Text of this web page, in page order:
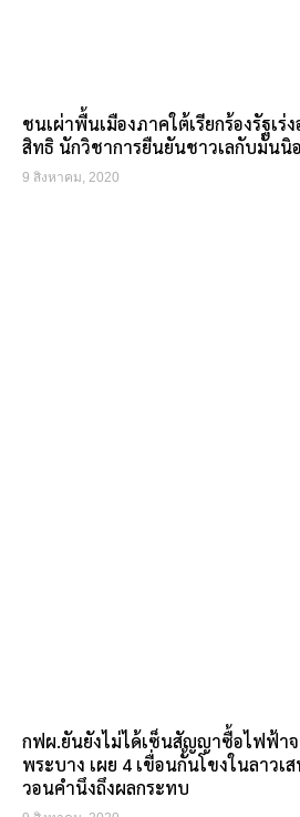
ชนเผ่าพื้นเมืองภาคใต้เรียกร้องรัฐเร่
สิทธิ นักวิชาการยืนยันชาวเลกับมันนิ
9 สิงหาคม, 2020
กฟผ.ยันยังไม่ได้เซ็นสัญญาซื้อไฟฟ้าจ
พระบาง เผย 4 เขื่อนกั้นโขงในลาว
วอนคำนึงถึงผลกระทบ